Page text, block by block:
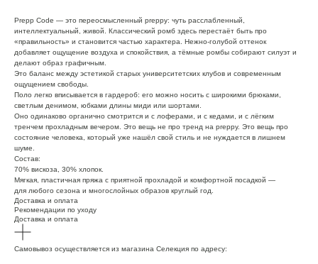
Prepp Code — это переосмысленный preppy: чуть расслабленный,
интеллектуальный, живой. Классический ромб здесь перестаёт быть про
«правильность» и становится частью характера. Нежно-голубой оттенок
добавляет ощущение воздуха и спокойствия, а тёмные ромбы собирают силуэт и
делают образ графичным.
Это баланс между эстетикой старых университетских клубов и современным
ощущением свободы.
Поло легко вписывается в гардероб: его можно носить с широкими брюками,
светлым денимом, юбками длины миди или шортами.
Оно одинаково органично смотрится и с лоферами, и с кедами, и с лёгким
тренчем прохладным вечером. Это вещь не про тренд на preppy. Это вещь про
состояние человека, который уже нашёл свой стиль и не нуждается в лишнем
шуме.
Состав:
70% вискоза, 30% хлопок.
Мягкая, пластичная пряжа с приятной прохладой и комфортной посадкой —
для любого сезона и многослойных образов круглый год.
Доставка и оплата
Рекомендации по уходу
Доставка и оплата
Самовывоз осуществляется из магазина Селекция по адресу: